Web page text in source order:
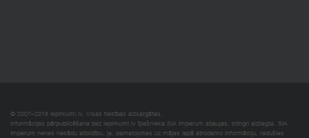
© 2007–2018 Iepirkumi.lv. Visas tiesības aizsargātas.
Informācijas pārpublicēšana bez iepirkumi.lv īpašnieka SIA Imperum atļaujas, stingri aizliegta. SIA
Imperum nenes nekādu atbildību, ja, pamatojoties uz mājas lapā atrodamo informāciju, radušies